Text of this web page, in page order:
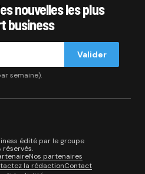
nouvelles les plus
business
Valider
semaine).
édité par le groupe
réservés.
Nos partenaires
la rédactionContact